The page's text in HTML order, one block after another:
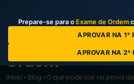
Blog do Curso
Ordem
Início » Blog »O que pode cair na prova
Prepare-se para o Exame de Ordem
APROVAR NA 1ª
APROVAR NA 2ª